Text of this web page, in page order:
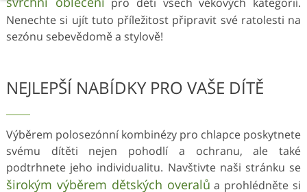
Nenechte si ujít tuto příležitost připravit své ratolesti na
sezónu sebevědomě a stylově!
NEJLEPŠÍ NABÍDKY PRO VAŠE DÍTĚ
Výběrem polosezónní kombinézy pro chlapce poskytnete
svému dítěti nejen pohodlí a ochranu, ale také
podtrhnete jeho individualitu. Navštivte naši stránku se
širokým výběrem dětských overalů a prohlédněte si